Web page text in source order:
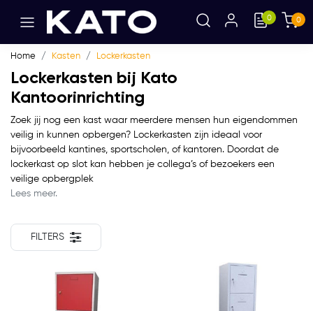
0 0
Home Kasten Lockerkasten
Lockerkasten bij Kato
Kantoorinrichting
Zoek jij nog een kast waar meerdere mensen hun eigendommen
veilig in kunnen opbergen? Lockerkasten zijn ideaal voor
bijvoorbeeld kantines, sportscholen, of kantoren. Doordat de
lockerkast op slot kan hebben je collega’s of bezoekers een
veilige opbergplek
Lees meer.
FILTERS